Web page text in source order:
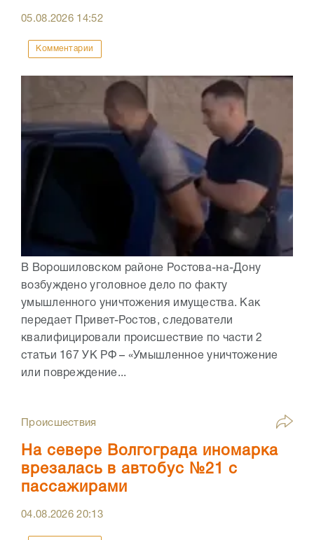
05.08.2026 14:52
Комментарии
В Ворошиловском районе Ростова-на-Дону
возбуждено уголовное дело по факту
умышленного уничтожения имущества. Как
передает Привет-Ростов, следователи
квалифицировали происшествие по части 2
статьи 167 УК РФ – «Умышленное уничтожение
или повреждение...
Происшествия
На севере Волгограда иномарка
врезалась в автобус №21 с
пассажирами
04.08.202620:13